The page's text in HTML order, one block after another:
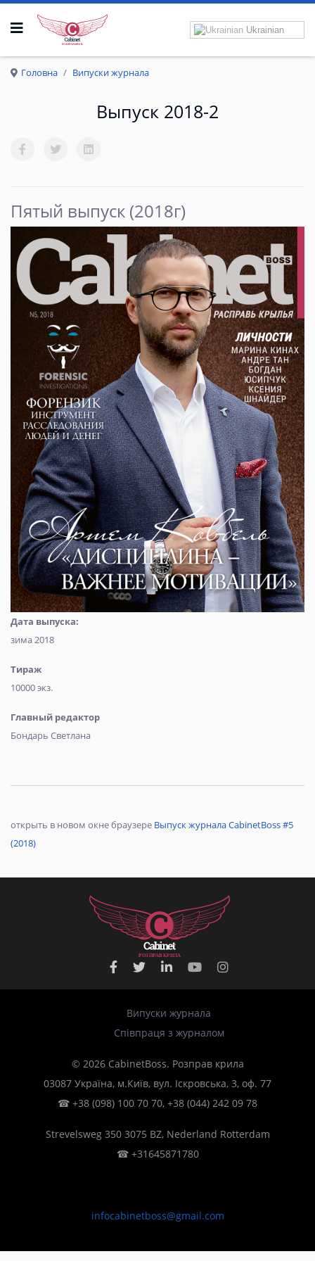
РОЗПРАВКРИЛА
Ukrainian
Головна Випуски журнала
Выпуск 2018-2
Пятый выпуск (2018г)
Дата выпуска:
зима 2018
Тираж
10000 экз.
Главный редактор
Бондарь Светлана
открыть в новом окне браузере Выпуск журнала CabinetBoss #5
(2018)
РОЗПРАВКРИЛА
Випуски журнала
Співпраця з журналом
© 2026 CabinetBoss. Розправ крила
03087 Україна, м.Київ, вул. Іскровська, 3, оф. 77
☎ +38 (098) 100 70 70, +38 (044) 242 09 78
Strevelsweg 350 3075 BZ, Nederland Rotterdam
☎ +31645871780
infocabinetboss@gmail.com